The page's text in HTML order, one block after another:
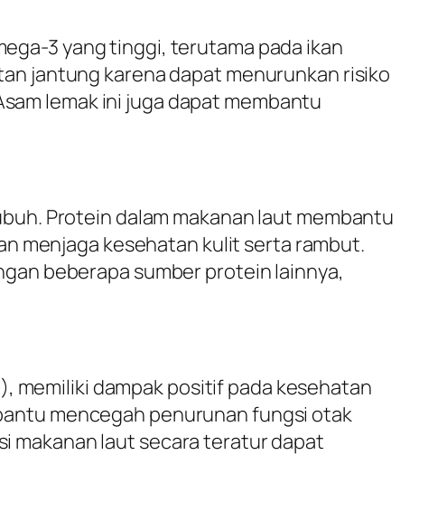
3 yang tinggi, terutama pada ikan
jantung karena dapat menurunkan risiko
lemak ini juga dapat membantu
Protein dalam makanan laut membantu
menjaga kesehatan kulit serta rambut.
beberapa sumber protein lainnya,
memiliki dampak positif pada kesehatan
mencegah penurunan fungsi otak
makanan laut secara teratur dapat